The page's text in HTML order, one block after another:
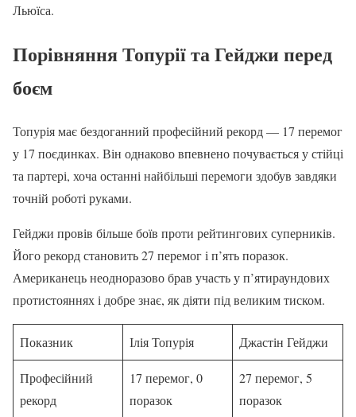
Льюїса.
Порівняння Топурії та Гейджи перед
боєм
Топурія має бездоганний професійний рекорд — 17 перемог
у 17 поєдинках. Він однаково впевнено почувається у стійці
та партері, хоча останні найбільші перемоги здобув завдяки
точній роботі руками.
Гейджи провів більше боїв проти рейтингових суперників.
Його рекорд становить 27 перемог і п’ять поразок.
Американець неодноразово брав участь у п’ятираундових
протистояннях і добре знає, як діяти під великим тиском.
Показник Ілія Топурія Джастін Гейджи
Професійний
рекорд
17 перемог, 0
поразок
27 перемог, 5
поразок